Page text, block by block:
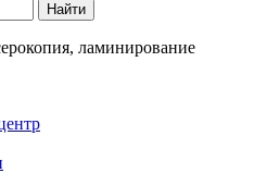
Найти
ламинирование